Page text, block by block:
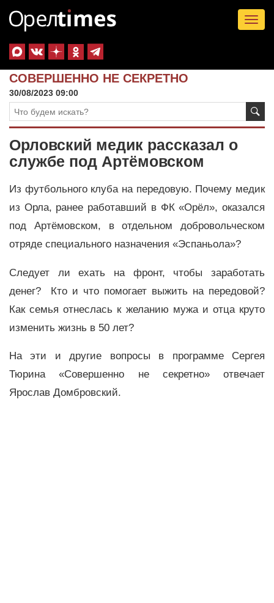
СОВЕРШЕННО НЕ СЕКРЕТНО
30/08/2023 09:00
Орловский медик рассказал о
службе под Артёмовском
Из футбольного клуба на передовую. Почему медик
из Орла, ранее работавший в ФК «Орёл», оказался
под Артёмовском, в отдельном добровольческом
отряде специального назначения «Эспаньола»?
Следует ли ехать на фронт, чтобы заработать
денег? Кто и что помогает выжить на передовой?
Как семья отнеслась к желанию мужа и отца круто
изменить жизнь в 50 лет?
На эти и другие вопросы в программе Сергея
Тюрина «Совершенно не секретно» отвечает
Ярослав Домбровский.